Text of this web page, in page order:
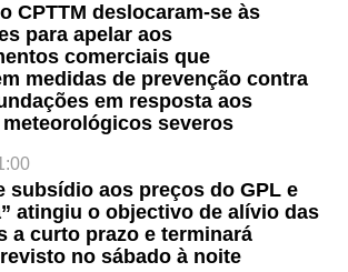
CPTTM deslocaram-se às
para apelar aos
comerciais que
medidas de prevenção contra
em resposta aos
severos
subsídio aos preços do GPL e
atingiu o objectivo de alívio das
a curto prazo e terminará
no sábado à noite